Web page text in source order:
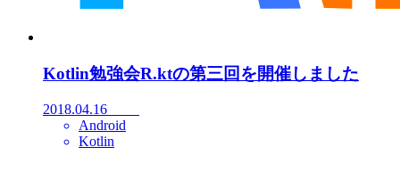
Kotlin勉強会R.ktの第三回を開催しました
2018.04.16
Android
Kotlin